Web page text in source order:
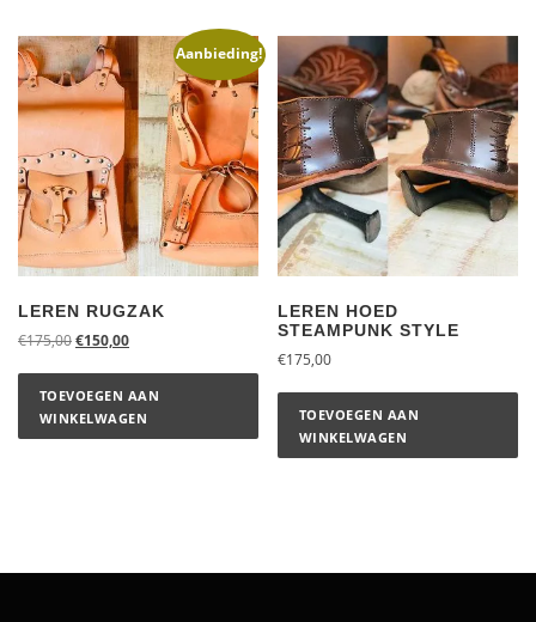
Aanbieding!
LEREN RUGZAK
€175,00€150,00
TOEVOEGEN AAN
WINKELWAGEN
LEREN HOED
STEAMPUNK STYLE
€175,00
TOEVOEGEN AAN
WINKELWAGEN